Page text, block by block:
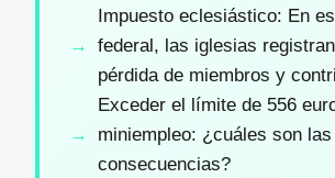
Impuesto eclesiástico: En
federal, las iglesias
pérdida de miembros y
Exceder el límite de 556
miniempleo: ¿cuáles son las
consecuencias?